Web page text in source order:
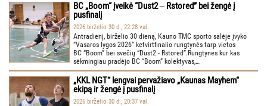
BC „Boom“ įveikė “Dust2 ‒ Rstored” bei žengė į
pusfinalį
2026 birželio 30 d., 22:28 val.
Antradienį, birželio 30 dieną, Kauno TMC sporto salėje įvyko
“Vasaros lygos 2026” ketvirtfinalio rungtynės tarp vietos
BC “Boom” bei svečių “Dust2 - Rstored”.Rungtynes kur kas
sėkmingiau pradėjo BC “Boom” kolektyvas,…
„KKL NGT“ lengvai pervažiavo „Kaunas Mayhem“
ekipą ir žengė į pusfinalį
2026 birželio 30 d., 20:37 val.